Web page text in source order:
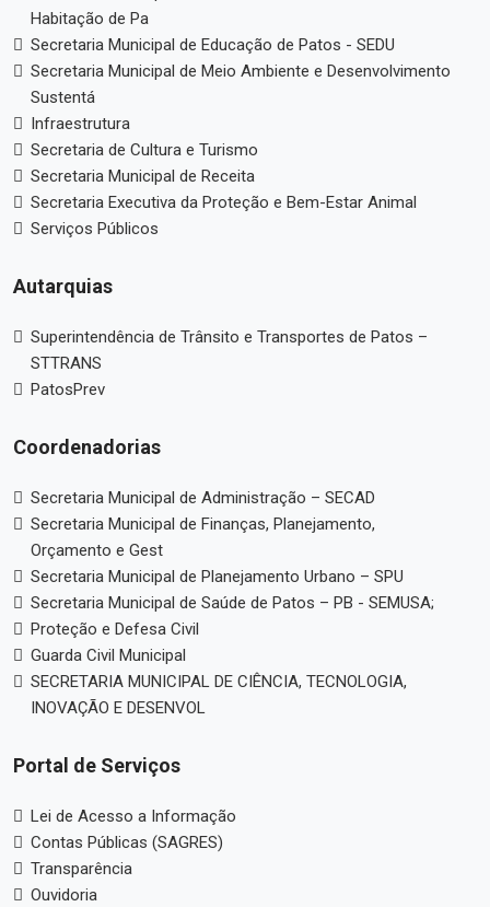
Habitação de Pa
Secretaria Municipal de Educação de Patos - SEDU
Secretaria Municipal de Meio Ambiente e Desenvolvimento
Sustentá
Infraestrutura
Secretaria de Cultura e Turismo
Secretaria Municipal de Receita
Secretaria Executiva da Proteção e Bem-Estar Animal
Serviços Públicos
Autarquias
Superintendência de Trânsito e Transportes de Patos –
STTRANS
PatosPrev
Coordenadorias
Secretaria Municipal de Administração – SECAD
Secretaria Municipal de Finanças, Planejamento,
Orçamento e Gest
Secretaria Municipal de Planejamento Urbano – SPU
Secretaria Municipal de Saúde de Patos – PB - SEMUSA;
Proteção e Defesa Civil
Guarda Civil Municipal
SECRETARIA MUNICIPAL DE CIÊNCIA, TECNOLOGIA,
INOVAÇÃO E DESENVOL
Portal de Serviços
Lei de Acesso a Informação
Contas Públicas (SAGRES)
Transparência
Ouvidoria